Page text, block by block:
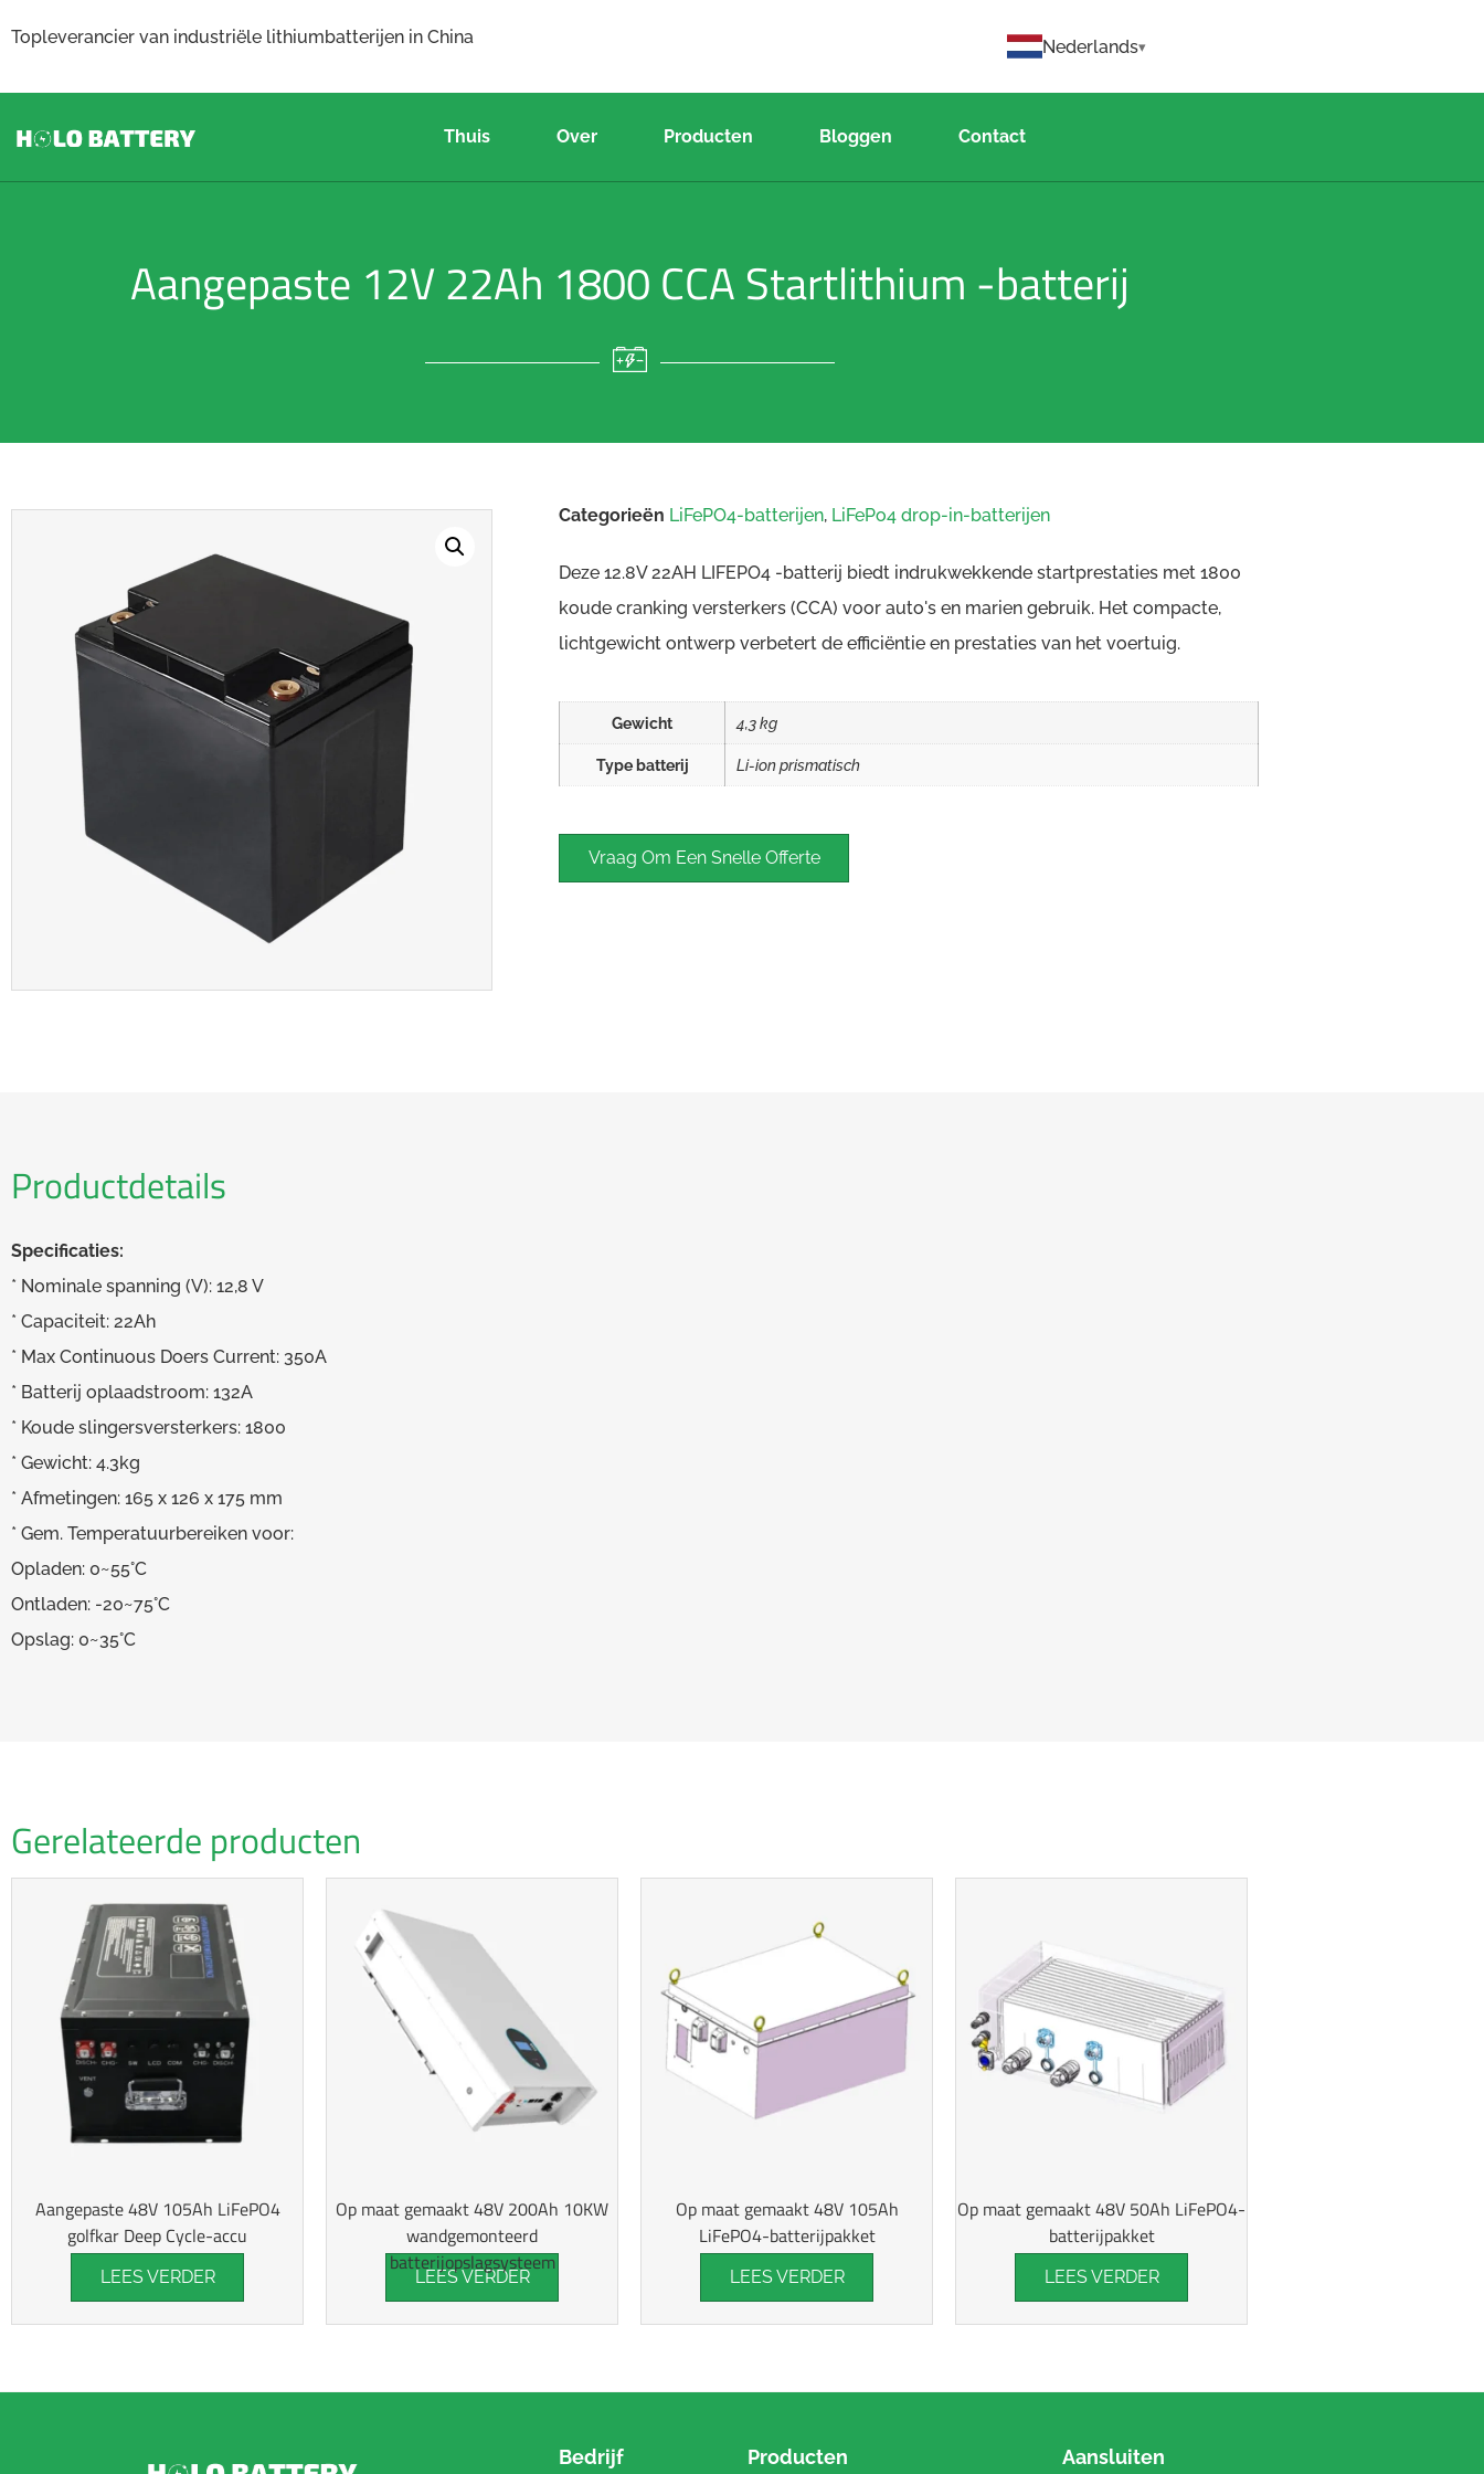
Topleverancier van industriële lithiumbatterijen in China Nederlands
Thuis Over Producten Bloggen Contact
Aangepaste 12V 22Ah 1800 CCA Startlithium -batterij
Categorieën LiFePO4-batterijen, LiFePo4 drop-in-batterijen
Deze 12.8V 22AH LIFEPO4 -batterij biedt indrukwekkende startprestaties met 1800
koude cranking versterkers (CCA) voor auto's en marien gebruik. Het compacte,
lichtgewicht ontwerp verbetert de efficiëntie en prestaties van het voertuig.
Gewicht 4,3 kg
Type batterij Li-ion prismatisch
Vraag Om Een ​​snelle Offerte
Productdetails
Specificaties:
* Nominale spanning (V): 12,8 V
* Capaciteit: 22Ah
* Max Continuous Doers Current: 350A
* Batterij oplaadstroom: 132A
* Koude slingersversterkers: 1800
* Gewicht: 4.3kg
* Afmetingen: 165 x 126 x 175 mm
* Gem. Temperatuurbereiken voor:
Opladen: 0~55°C
Ontladen: -20~75°C
Opslag: 0~35°C
Gerelateerde producten
Aangepaste 48V 105Ah LiFePO4
golfkar Deep Cycle-accu
LEES VERDER
Op maat gemaakt 48V 200Ah 10KW
wandgemonteerd
batterijopslagsysteem
LEES VERDER
Op maat gemaakt 48V 105Ah
LiFePO4-batterijpakket
LEES VERDER
Op maat gemaakt 48V 50Ah LiFePO4-
batterijpakket
LEES VERDER
Bedrijf Producten Aansluiten